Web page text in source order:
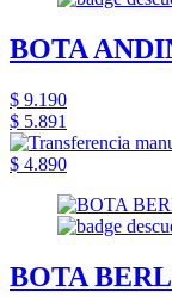
BOTA
$ 9.190
$ 5.891
$ 4.890
BOTA